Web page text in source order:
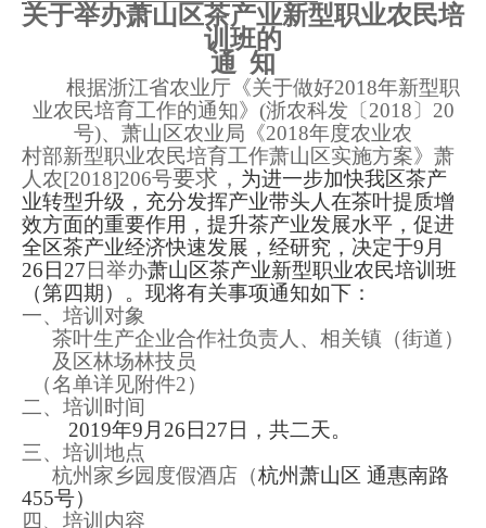
关于举办萧山区茶产业新型职业农民培
训班的
通 知
根据浙江省农业厅《关于做好2018年新型职
业农民培育工作的通知》 (浙农科发〔2018 〕 20
号)、萧山区农业局《2018年度农业农
村部新型职业农民培育工作萧山区实施方案》 萧
人农[2018]206号要求， 为进一步加快我区茶产
业转型升级，充分发挥产业带头人在茶叶提质增
效方面的重要作用，提升茶产业发展水平，促进
全区茶产业经济快速发展，经研究，决定于9月
26 日27 日举办萧山区茶产业新型职业农民培训班
（第四期）。现将有关事项通知如下：
一、培训对象
茶叶生产企业合作社负责人、相关镇（街道）
及区林场林技员
（名单详见附件2）
二、培训时间
2019年9月 26 日27 日，共二天。
三、培训地点
杭州家乡园度假酒店（杭州萧山区 通惠南路
455号）
四、培训内容